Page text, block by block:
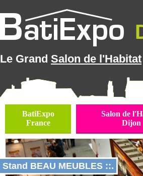
Le Grand Salon de l'Habitat
BatiExpo
France
Salon de
Dijon
Stand BEAU MEUBLES ::.